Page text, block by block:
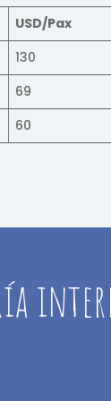
USD/Pax
130
69
60